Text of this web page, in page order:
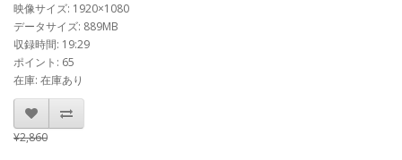
映像サイズ: 1920×1080
データサイズ: 889MB
収録時間: 19:29
ポイント: 65
在庫: 在庫あり
¥2,860